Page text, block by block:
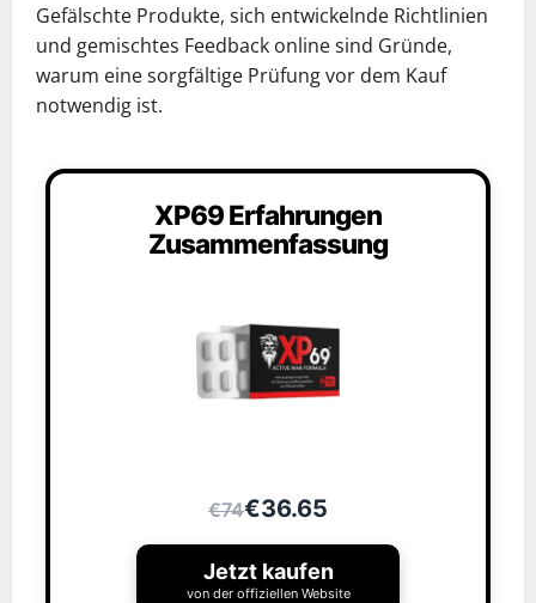
Gefälschte Produkte, sich entwickelnde Richtlinien
und gemischtes Feedback online sind Gründe,
warum eine sorgfältige Prüfung vor dem Kauf
notwendig ist.
XP69 Erfahrungen
Zusammenfassung
€74€36.65
Jetzt kaufen
von der offiziellen Website